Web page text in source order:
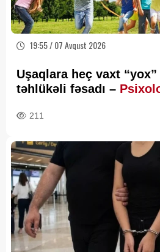
19:55 / 07 Avqust 2026
Uşaqlara heç vaxt
təhlükəli fəsadı –
211